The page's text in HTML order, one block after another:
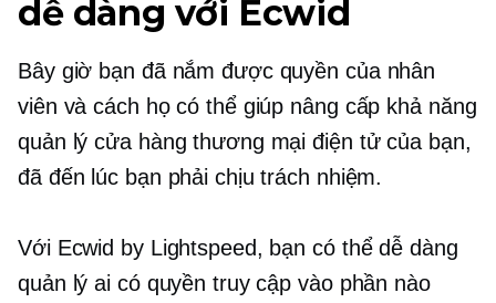
dễ dàng với Ecwid
Bây giờ bạn đã nắm được quyền của nhân
viên và cách họ có thể giúp nâng cấp khả năng
quản lý cửa hàng thương mại điện tử của bạn,
đã đến lúc bạn phải chịu trách nhiệm.
Với Ecwid by Lightspeed, bạn có thể dễ dàng
quản lý ai có quyền truy cập vào phần nào